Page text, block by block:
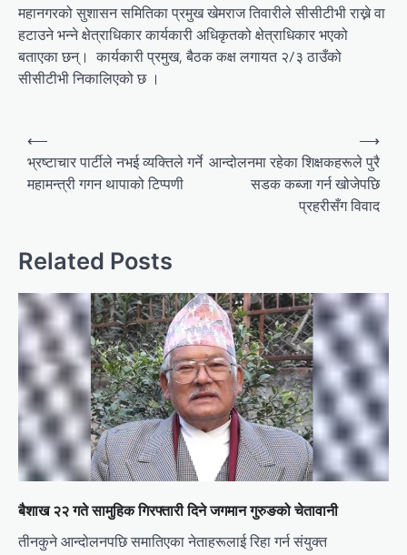
महानगरको सुशासन समितिका प्रमुख खेमराज तिवारीले सीसीटीभी राख्ने वा
हटाउने भन्ने क्षेत्राधिकार कार्यकारी अधिकृतको क्षेत्राधिकार भएको
बताएका छन्। कार्यकारी प्रमुख, बैठक कक्ष लगायत २/३ ठाउँको
सीसीटीभी निकालिएको छ ।
Post
navigation
⟵
भ्रष्टाचार पार्टीले नभई व्यक्तिले गर्ने
महामन्त्री गगन थापाको टिप्पणी
आन्दोलनमा रहेका शिक्षकहरूले पुरै
सडक कब्जा गर्न खोजेपछि
प्रहरीसँग विवाद
⟶
Related Posts
बैशाख २२ गते सामुहिक गिरफ्तारी दिने जगमान गुरुङको चेतावानी
तीनकुने आन्दोलनपछि समातिएका नेताहरूलाई रिहा गर्न संयुक्त